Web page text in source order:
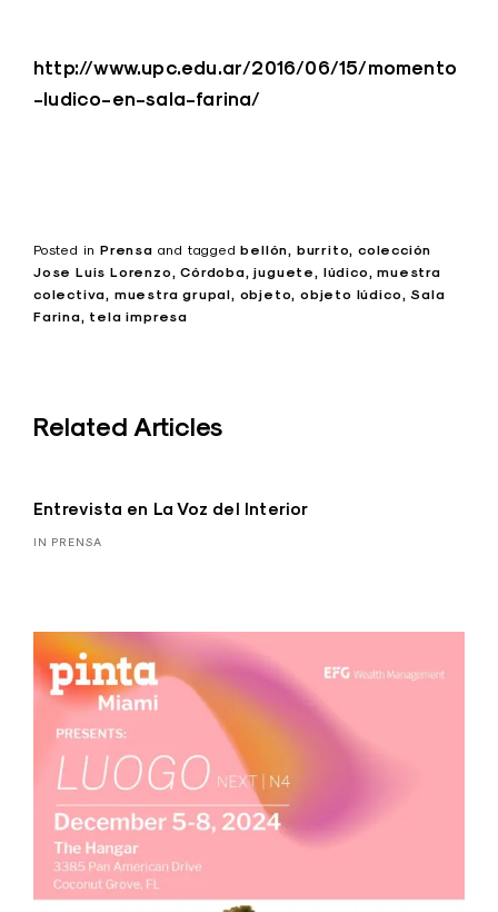
http://www.upc.edu.ar/2016/06/15/momento
-ludico-en-sala-farina/
Posted in Prensa and taggedbellón burrito colección
Jose Luis Lorenzo Córdoba juguete lúdico muestra
colectiva muestra grupal objeto objeto lúdico Sala
Farina tela impresa
Related Articles
Entrevista en La Voz del Interior
IN PRENSA